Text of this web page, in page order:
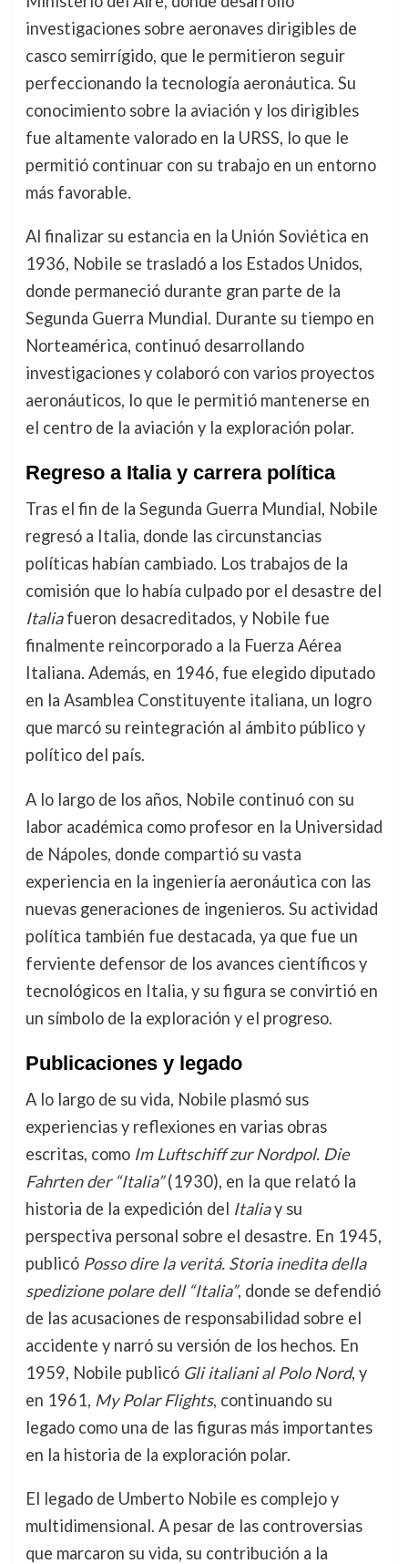
investigaciones sobre aeronaves dirigibles de
casco semirrígido, que le permitieron seguir
perfeccionando la tecnología aeronáutica. Su
conocimiento sobre la aviación y los dirigibles
fue altamente valorado en la URSS, lo que le
permitió continuar con su trabajo en un entorno
más favorable.
Al finalizar su estancia en la Unión Soviética en
1936, Nobile se trasladó a los Estados Unidos,
donde permaneció durante gran parte de la
Segunda Guerra Mundial. Durante su tiempo en
Norteamérica, continuó desarrollando
investigaciones y colaboró con varios proyectos
aeronáuticos, lo que le permitió mantenerse en
el centro de la aviación y la exploración polar.
Regreso a Italia y carrera política
Tras el fin de la Segunda Guerra Mundial, Nobile
regresó a Italia, donde las circunstancias
políticas habían cambiado. Los trabajos de la
comisión que lo había culpado por el desastre del
Italiafueron desacreditados, y Nobile fue
finalmente reincorporado a la Fuerza Aérea
Italiana. Además, en 1946, fue elegido diputado
en la Asamblea Constituyente italiana, un logro
que marcó su reintegración al ámbito público y
político del país.
A lo largo de los años, Nobile continuó con su
labor académica como profesor en la Universidad
de Nápoles, donde compartió su vasta
experiencia en la ingeniería aeronáutica con las
nuevas generaciones de ingenieros. Su actividad
política también fue destacada, ya que fue un
ferviente defensor de los avances científicos y
tecnológicos en Italia, y su figura se convirtió en
un símbolo de la exploración y el progreso.
Publicaciones y legado
A lo largo de su vida, Nobile plasmó sus
experiencias y reflexiones en varias obras
escritas, como Im Luftschiff zur Nordpol. Die
Fahrten der “Italia”(1930), en la que relató la
historia de la expedición del Italiay su
perspectiva personal sobre el desastre. En 1945,
publicó Posso dire la veritá. Storia inedita della
spedizione polare dell “Italia”, donde se defendió
de las acusaciones de responsabilidad sobre el
accidente y narró su versión de los hechos. En
1959, Nobile publicó Gli italiani al Polo Nord, y
en 1961, My Polar Flights, continuando su
legado como una de las figuras más importantes
en la historia de la exploración polar.
El legado de Umberto Nobile es complejo y
multidimensional. A pesar de las controversias
que marcaron su vida, su contribución a la